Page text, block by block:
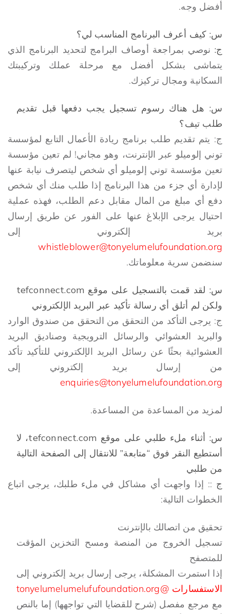
أفضل وجه.
س: كيف أعرف البرنامج المناسب لي؟
ج: نوصي بمراجعة أوصاف البرامج لتحديد البرنامج الذي
يتماشى بشكل أفضل مع مرحلة عملك وتركيبتك
السكانية ومجال تركيزك.
س: هل هناك رسوم تسجيل يجب دفعها قبل تقديم
طلب تيف؟
ج: يتم تقديم طلب برنامج ريادة الأعمال التابع لمؤسسة
توني إلوميلو عبر الإنترنت، وهو مجاني! لم تعين مؤسسة
تعين مؤسسة توني إلوميلو أي شخص ليتصرف نيابة عنها
لإدارة أي جزء من هذا البرنامج إذا طلب منك أي شخص
دفع أي مبلغ من المال مقابل دعم الطلب، فهذه عملية
احتيال يرجى الإبلاغ عنها على الفور عن طريق إرسال
بريد إلكتروني إلى
whistleblower@tonyelumelufoundation.org
سنضمن سرية معلوماتك.
س: لقد قمت بالتسجيل على موقع tefconnect.com
ولكن لم أتلق أي رسالة تأكيد عبر البريد الإلكتروني
ج: يرجى التأكد من التحقق من التحقق من صندوق الوارد
والبريد العشوائي والرسائل الترويجية وصناديق البريد
العشوائية بحثًا عن رسائل البريد الإلكتروني للتأكيد تأكد
من إرسال بريد إلكتروني إلى
enquiries@tonyelumelufoundation.org
لمزيد من المساعدة من المساعدة.
س: أثناء ملء طلبي على موقع tefconnect.com، لا
أستطيع النقر فوق “متابعة” للانتقال إلى الصفحة التالية
من طلبي
ج :: إذا واجهت أي مشاكل في ملء طلبك، يرجى اتباع
الخطوات التالية:
تحقيق من اتصالك بالإنترنت
تسجيل الخروج من المنصة ومسح التخزين المؤقت
للمتصفح
إذا استمرت المشكلة، يرجى إرسال بريد إلكتروني إلى
الاستفسارات@tonyelumelumelufufoundation.org
مع مرجع مفصل (شرح للقضايا التي تواجهها) إما بالنص